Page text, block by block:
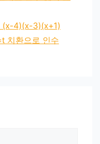
(x-4)(x-3)(x+1)
치환으로 인수